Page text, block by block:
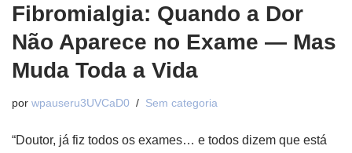
Fibromialgia: Quando a Dor
Não Aparece no Exame — Mas
Muda Toda a Vida
por wpauseru3UVCaD0 Sem categoria
“Doutor, já fiz todos os exames… e todos dizem que está